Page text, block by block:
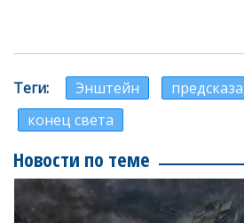
Теги Энштейн
конец света
Новости по теме